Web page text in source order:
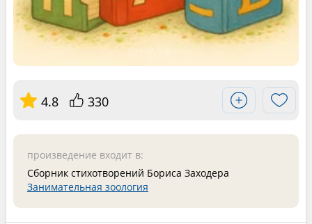
4.8 330
произведение входит в:
Сборник стихотворений Бориса Заходера
Занимательная зоология